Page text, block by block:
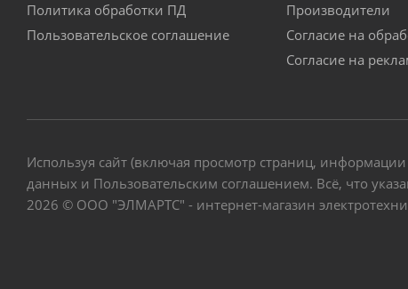
Политика обработки ПД
Пользовательское соглашение
Производители
Согласие на
Согласие на
Используя сайт (включая просмотр страниц,
данных и Пользовательским соглашением. Всё, что
2026 © ООО "ЭЛМАРТС" - интернет-магазин